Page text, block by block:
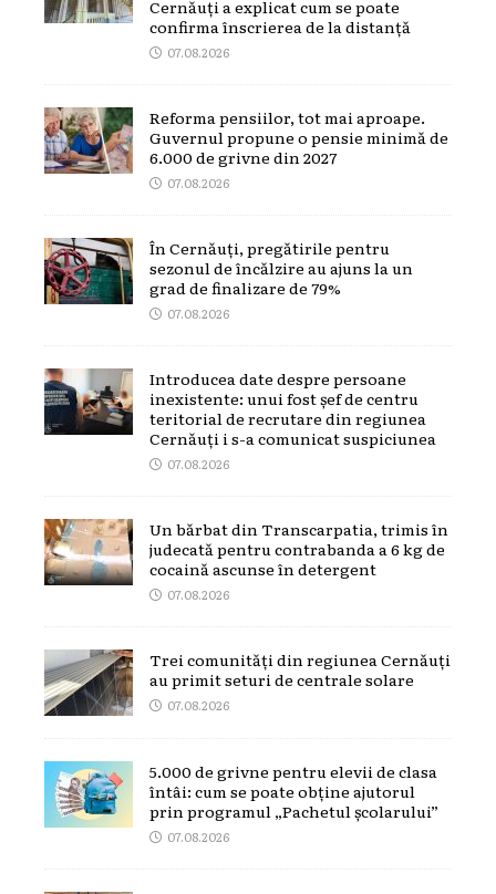
Cernăuți a explicat cum se poate
confirma înscrierea de la distanță
07.08.2026
Reforma pensiilor, tot mai aproape.
Guvernul propune o pensie minimă de
6.000 de grivne din 2027
07.08.2026
În Cernăuți, pregătirile pentru
sezonul de încălzire au ajuns la un
grad de finalizare de 79%
07.08.2026
Introducea date despre persoane
inexistente: unui fost șef de centru
teritorial de recrutare din regiunea
Cernăuți i s-a comunicat suspiciunea
07.08.2026
Un bărbat din Transcarpatia, trimis în
judecată pentru contrabanda a 6 kg de
cocaină ascunse în detergent
07.08.2026
Trei comunități din regiunea Cernăuți
au primit seturi de centrale solare
07.08.2026
5.000 de grivne pentru elevii de clasa
întâi: cum se poate obține ajutorul
prin programul „Pachetul școlarului”
07.08.2026